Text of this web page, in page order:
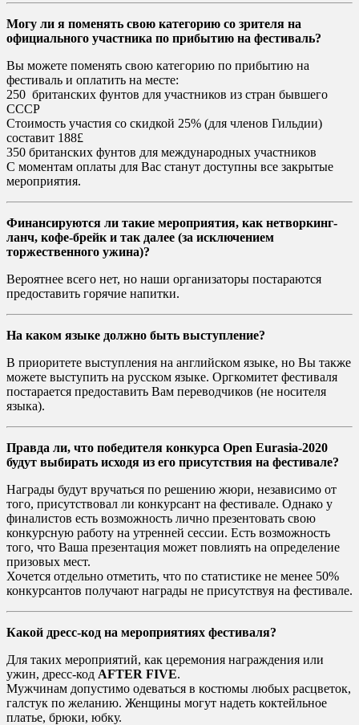
Могу ли я поменять свою категорию со зрителя на
официального участника по прибытию на фестиваль?
Вы можете поменять свою категорию по прибытию на
фестиваль и оплатить на месте:
250 британских фунтов для участников из стран бывшего
СССР
Стоимость участия со скидкой 25% (для членов Гильдии)
составит 188£
350 британских фунтов для международных участников
С моментам оплаты для Вас станут доступны все закрытые
мероприятия.
Финансируются ли такие мероприятия, как нетворкинг-
ланч, кофе-брейк и так далее (за исключением
торжественного ужина)?
Вероятнее всего нет, но наши организаторы постараются
предоставить горячие напитки.
На каком языке должно быть выступление?
В приоритете выступления на английском языке, но Вы также
можете выступить на русском языке. Оргкомитет фестиваля
постарается предоставить Вам переводчиков (не носителя
языка).
Правда ли, что победителя конкурса Open Eurasia-2020
будут выбирать исходя из его присутствия на фестивале?
Награды будут вручаться по решению жюри, независимо от
того, присутствовал ли конкурсант на фестивале. Однако у
финалистов есть возможность лично презентовать свою
конкурсную работу на утренней сессии. Есть возможность
того, что Ваша презентация может повлиять на определение
призовых мест.
Хочется отдельно отметить, что по статистике не менее 50%
конкурсантов получают награды не присутствуя на фестивале.
Какой дресс-код на мероприятиях фестиваля?
Для таких мероприятий, как церемония награждения или
ужин, дресс-код AFTER FIVE.
Мужчинам допустимо одеваться в костюмы любых расцветок,
галстук по желанию. Женщины могут надеть коктейльное
платье, брюки, юбку.